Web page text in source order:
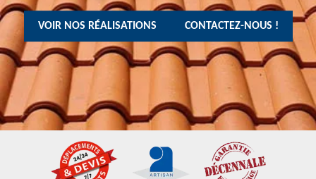
VOIR NOS RÉALISATIONS CONTACTEZ-NOUS !